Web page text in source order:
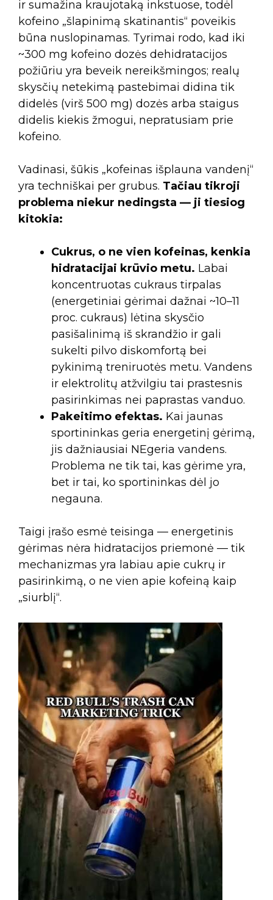
ir sumažina kraujotaką inkstuose, todėl
kofeino „šlapinimą skatinantis“ poveikis
būna nuslopinamas. Tyrimai rodo, kad iki
~300 mg kofeino dozės dehidratacijos
požiūriu yra beveik nereikšmingos; realų
skysčių netekimą pastebimai didina tik
didelės (virš 500 mg) dozės arba staigus
didelis kiekis žmogui, nepratusiam prie
kofeino.
Vadinasi, šūkis „kofeinas išplauna vandenį“
yra techniškai per grubus. Tačiau tikroji
problema niekur nedingsta — ji tiesiog
kitokia:
Cukrus, o ne vien kofeinas, kenkia
hidratacijai krūvio metu. Labai
koncentruotas cukraus tirpalas
(energetiniai gėrimai dažnai ~10–11
proc. cukraus) lėtina skysčio
pasišalinimą iš skrandžio ir gali
sukelti pilvo diskomfortą bei
pykinimą treniruotės metu. Vandens
ir elektrolitų atžvilgiu tai prastesnis
pasirinkimas nei paprastas vanduo.
Pakeitimo efektas. Kai jaunas
sportininkas geria energetinį gėrimą,
jis dažniausiai NEgeria vandens.
Problema ne tik tai, kas gėrime yra,
bet ir tai, ko sportininkas dėl jo
negauna.
Taigi įrašo esmė teisinga — energetinis
gėrimas nėra hidratacijos priemonė — tik
mechanizmas yra labiau apie cukrų ir
pasirinkimą, o ne vien apie kofeiną kaip
„siurblį“.